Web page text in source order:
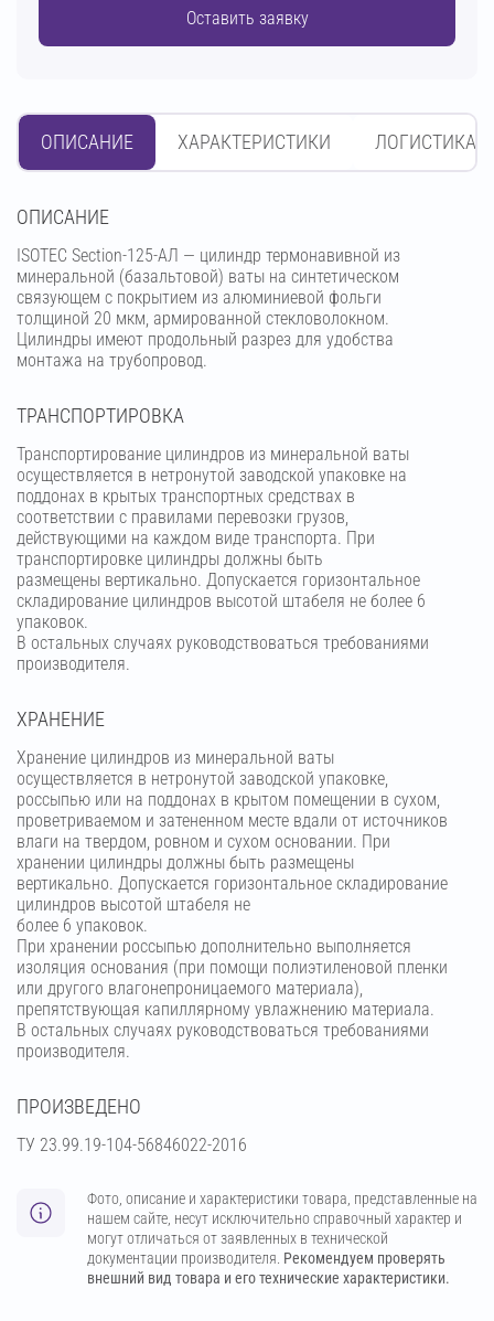
Оставить заявку
ОПИСАНИЕ ХАРАКТЕРИСТИКИ ЛОГИСТИКА
OПИСАНИЕ
ISOTEC Section-125-АЛ — цилиндр термонавивной из
минеральной (базальтовой) ваты на синтетическом
связующем с покрытием из алюминиевой фольги
толщиной 20 мкм, армированной стекловолокном.
Цилиндры имеют продольный разрез для удобства
монтажа на трубопровод.
ТРАНСПОРТИРОВКА
Транспортирование цилиндров из минеральной ваты
осуществляется в нетронутой заводской упаковке на
поддонах в крытых транспортных средствах в
соответствии с правилами перевозки грузов,
действующими на каждом виде транспорта. При
транспортировке цилиндры должны быть
размещены вертикально. Допускается горизонтальное
складирование цилиндров высотой штабеля не более 6
упаковок.
В остальных случаях руководствоваться требованиями
производителя.
ХРАНЕНИЕ
Хранение цилиндров из минеральной ваты
осуществляется в нетронутой заводской упаковке,
россыпью или на поддонах в крытом помещении в сухом,
проветриваемом и затененном месте вдали от источников
влаги на твердом, ровном и сухом основании. При
хранении цилиндры должны быть размещены
вертикально. Допускается горизонтальное складирование
цилиндров высотой штабеля не
более 6 упаковок.
При хранении россыпью дополнительно выполняется
изоляция основания (при помощи полиэтиленовой пленки
или другого влагонепроницаемого материала),
препятствующая капиллярному увлажнению материала.
В остальных случаях руководствоваться требованиями
производителя.
ПРОИЗВЕДЕНО
ТУ 23.99.19-104-56846022-2016
Фото, описание и характеристики товара, представленные на
нашем сайте, несут исключительно справочный характер и
могут отличаться от заявленных в технической
документации производителя. Рекомендуем проверять
внешний вид товара и его технические характеристики.